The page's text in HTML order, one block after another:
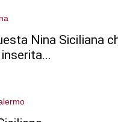
Nina Siciliana